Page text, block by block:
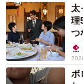
太
理
つ
ボ